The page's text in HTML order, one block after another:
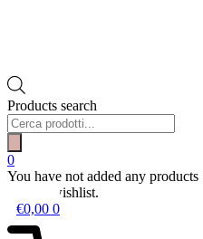
Products search
0
You have not added any products
to your wishlist.
€0,00 0